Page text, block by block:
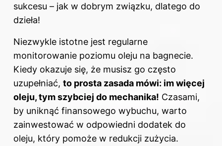
sukcesu – jak w dobrym związku, dlatego do
dzieła!
Niezwykle istotne jest regularne
monitorowanie poziomu oleju na bagnecie.
Kiedy okazuje się, że musisz go często
uzupełniać, to prosta zasada mówi: im więcej
oleju, tym szybciej do mechanika! Czasami,
by uniknąć finansowego wybuchu, warto
zainwestować w odpowiedni dodatek do
oleju, który pomoże w redukcji zużycia.